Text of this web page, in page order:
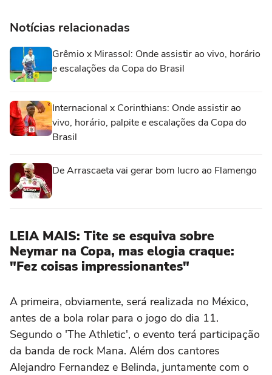
Notícias relacionadas
Grêmio x Mirassol: Onde assistir ao vivo, horário
e escalações da Copa do Brasil
Internacional x Corinthians: Onde assistir ao
vivo, horário, palpite e escalações da Copa do
Brasil
De Arrascaeta vai gerar bom lucro ao Flamengo
LEIA MAIS: Tite se esquiva sobre
Neymar na Copa, mas elogia craque:
"Fez coisas impressionantes"
A primeira, obviamente, será realizada no México,
antes de a bola rolar para o jogo do dia 11.
Segundo o 'The Athletic', o evento terá participação
da banda de rock Mana. Além dos cantores
Alejandro Fernandez e Belinda, juntamente com o